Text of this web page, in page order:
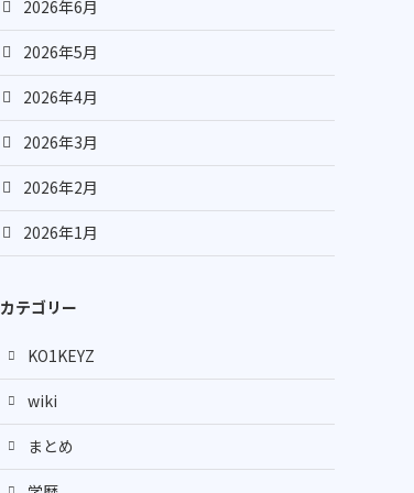
2026年6月
2026年5月
2026年4月
2026年3月
2026年2月
2026年1月
カテゴリー
KO1KEYZ
wiki
まとめ